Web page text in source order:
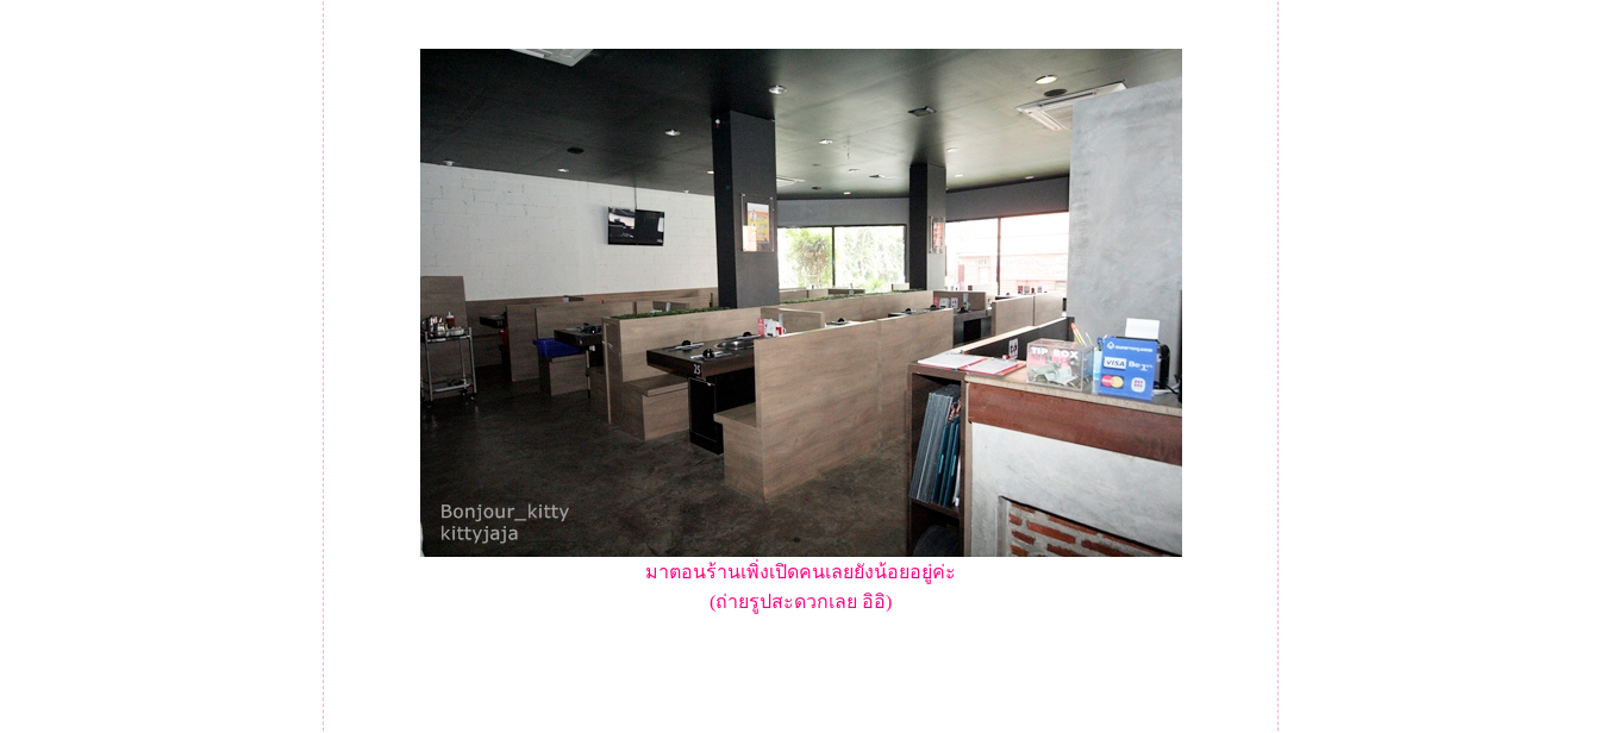
มาตอนร้านเพิ่งเปิดคนเลยยังน้อยอยู่ค่ะ
(ถ่ายรูปสะดวกเลย อิอิ)